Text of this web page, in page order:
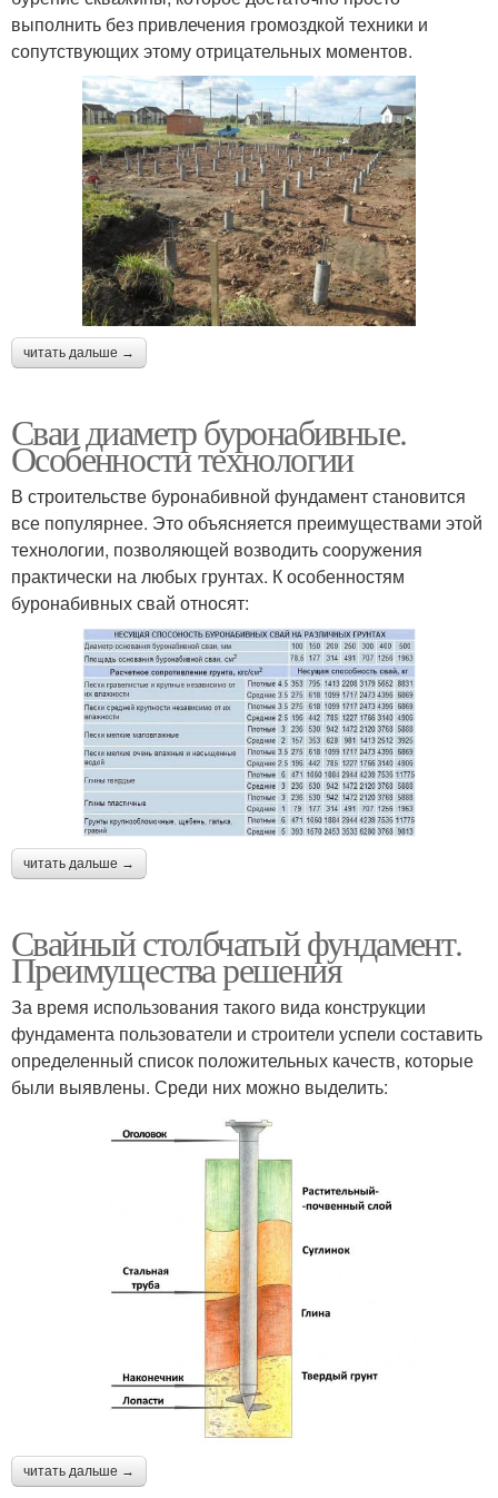
выполнить без привлечения громоздкой техники и
сопутствующих этому отрицательных моментов.
читать дальше →
Сваи диаметр буронабивные.
Особенности технологии
В строительстве буронабивной фундамент становится
все популярнее. Это объясняется преимуществами этой
технологии, позволяющей возводить сооружения
практически на любых грунтах. К особенностям
буронабивных свай относят:
читать дальше →
Свайный столбчатый фундамент.
Преимущества решения
За время использования такого вида конструкции
фундамента пользователи и строители успели составить
определенный список положительных качеств, которые
были выявлены. Среди них можно выделить:
читать дальше →